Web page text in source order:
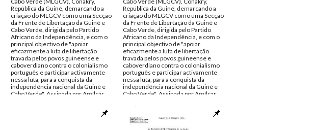
República da Guiné, demarcando a
criação do MLGCV como uma Secção
da Frente de Libertação da Guiné e
Cabo Verde, dirigida pelo Partido
Africano da Independência, e com o
principal objectivo de "apoiar
eficazmente a luta de libertação
travada pelos povos guineense e
caboverdiano contra o colonialismo
português e participar activamente
nessa luta, para a conquista da
independência nacional da Guiné e
Cabo Verde". Assinada por Amílcar
Inácio da Silva, pelo Comité Director
República da Guiné, demarcando a
criação do MLGCV como uma Secção
da Frente de Libertação da Guiné e
Cabo Verde, dirigida pelo Partido
Africano da Independência, e com o
principal objectivo de "apoiar
eficazmente a luta de libertação
travada pelos povos guineense e
caboverdiano contra o colonialismo
português e participar activamente
nessa luta, para a conquista da
independência nacional da Guiné e
Cabo Verde". Assinada por Amílcar
Inácio da Silva, pelo Comité Director
do MLGCV.